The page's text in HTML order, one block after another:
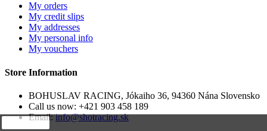
My orders
My credit slips
My addresses
My personal info
My vouchers
Store Information
BOHUSLAV RACING, Jókaiho 36, 94360 Nána Slovensko
Call us now: +421 903 458 189
Email:info@shotracing.sk
close